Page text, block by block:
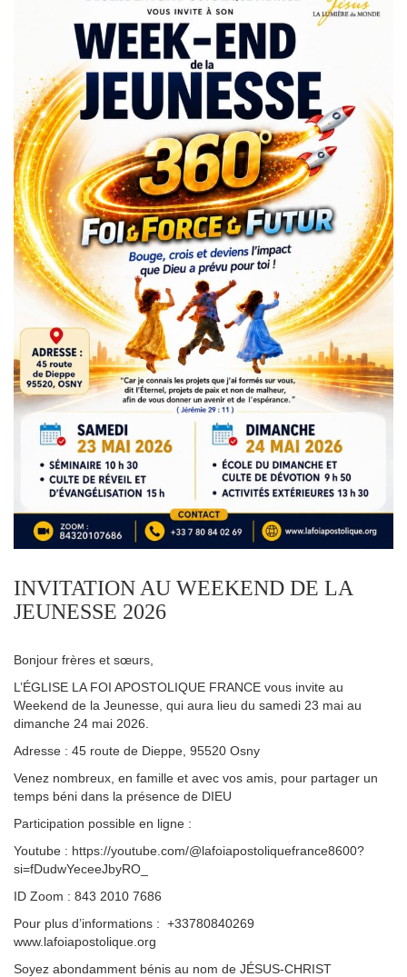
INVITATION AU WEEKEND DE LA
JEUNESSE 2026
Bonjour frères et sœurs,
L’ÉGLISE LA FOI APOSTOLIQUE FRANCE vous invite au
Weekend de la Jeunesse, qui aura lieu du samedi 23 mai au
dimanche 24 mai 2026.
Adresse : 45 route de Dieppe, 95520 Osny
Venez nombreux, en famille et avec vos amis, pour partager un
temps béni dans la présence de DIEU
Participation possible en ligne :
Youtube : https://youtube.com/@lafoiapostoliquefrance8600?
si=fDudwYeceeJbyRO_
ID Zoom : 843 2010 7686
Pour plus d’informations : +33780840269
www.lafoiapostolique.org
Soyez abondamment bénis au nom de JÉSUS-CHRIST